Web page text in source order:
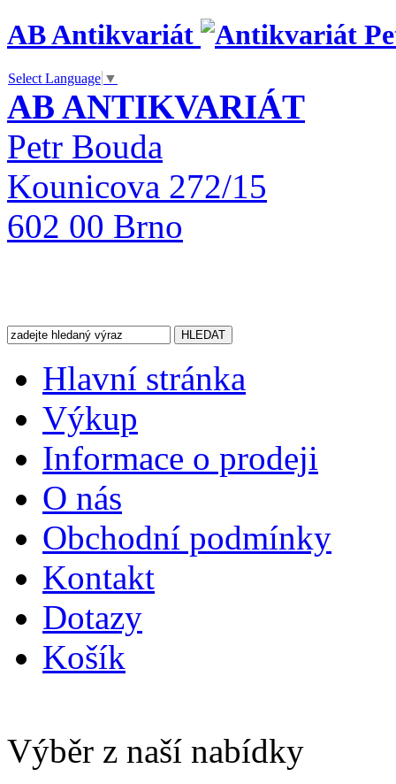
AB Antikvariát
Select Language ▼
AB ANTIKVARIÁT
Petr Bouda
Kounicova 272/15
602 00 Brno
Hlavní stránka
Výkup
Informace o prodeji
O nás
Obchodní podmínky
Kontakt
Dotazy
Košík
Výběr z naší nabídky